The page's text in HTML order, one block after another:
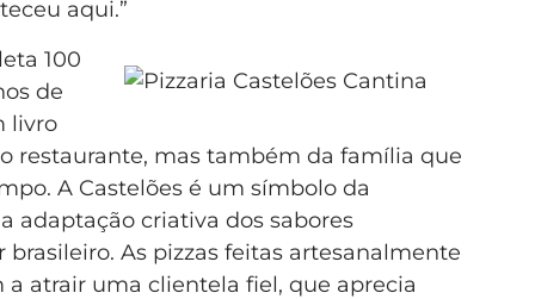
aqui.”
100
de
livro
restaurante, mas também da família que
A Castelões é um símbolo da
adaptação criativa dos sabores
As pizzas feitas artesanalmente
atrair uma clientela fiel, que aprecia